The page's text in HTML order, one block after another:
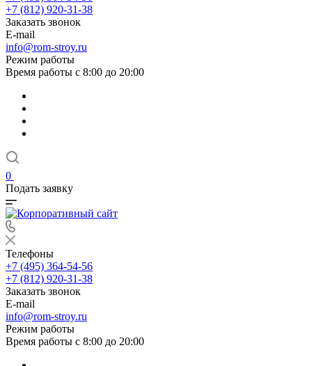
+7 (812) 920-31-38
Заказать звонок
E-mail
info@rom-stroy.ru
Режим работы
Время работы с 8:00 до 20:00
0
Подать заявку
Телефоны
+7 (495) 364-54-56
+7 (812) 920-31-38
Заказать звонок
E-mail
info@rom-stroy.ru
Режим работы
Время работы с 8:00 до 20:00